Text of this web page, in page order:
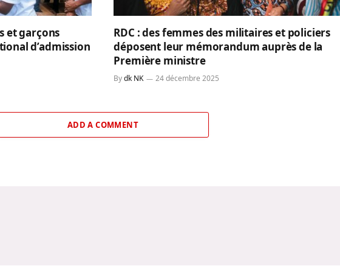
et garçons
d’admission
RDC : des femmes des militaires et policiers
déposent leur mémorandum auprès de la
Première ministre
By dk NK 24 décembre 2025
ADD A COMMENT